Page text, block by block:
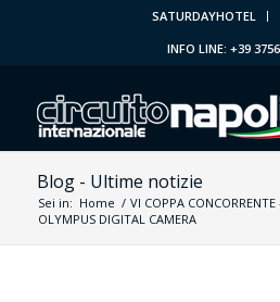
SATURDAYHOTEL
INFO LINE: +39
Blog - Ultime notizie
Sei in: Home / VI COPPA CONCORRENTE
OLYMPUS DIGITAL CAMERA